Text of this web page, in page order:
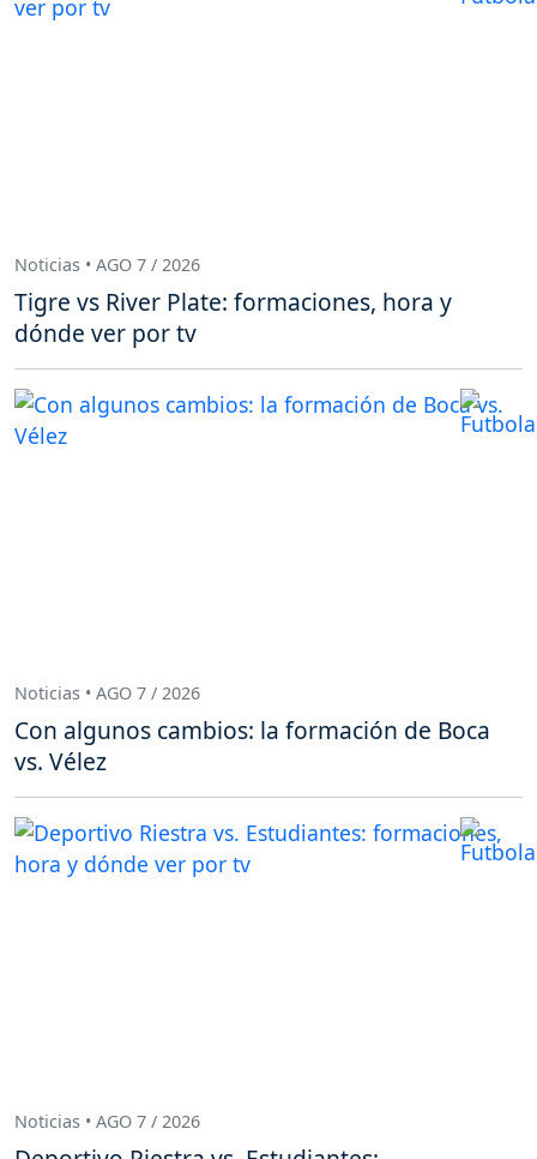
Noticias • AGO 7 / 2026
Tigre vs River Plate: formaciones, hora y
dónde ver por tv
Noticias • AGO 7 / 2026
Con algunos cambios: la formación de Boca
vs. Vélez
Noticias • AGO 7 / 2026